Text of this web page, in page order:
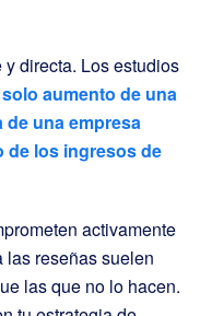
directa. Los estudios
aumento de una
una empresa
de los ingresos de
activamente
reseñas suelen
las que no lo hacen.